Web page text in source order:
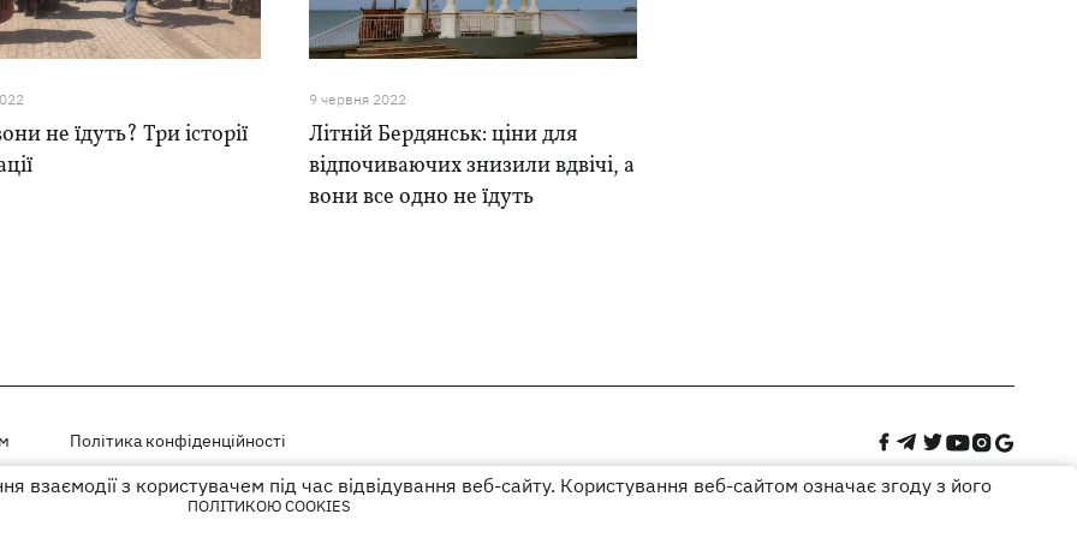
не їдуть? Три історії
9 червня 2022
Літній Бердянськ: ціни для
відпочиваючих знизили вдвічі, а
вони все одно не їдуть
Політика конфіденційності
на правах рекламиз користувачем під час відвідування веб-сайту. Користування веб-сайтом означає згоду з його
ПОЛІТИКОЮ COOKIES